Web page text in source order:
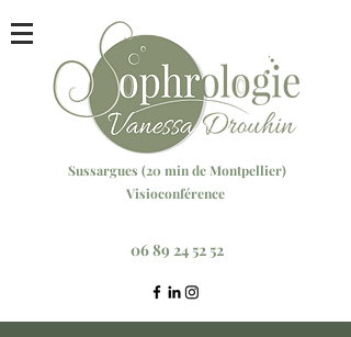
Sussargues (20 minde Montpellier)
Visioconférence
06 89 24 52 52